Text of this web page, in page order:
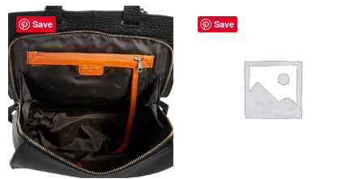
Save
Dieses
Produkt
weist
mehrere
Varianten
auf.
Die
Optionen
können
Save